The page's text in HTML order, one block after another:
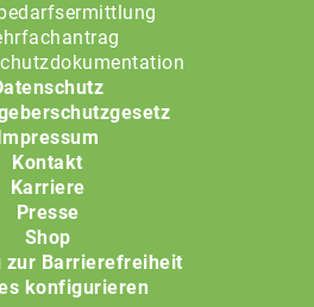
Impressum
Kontakt
Karriere
Presse
Shop
zur Barrierefreiheit
konfigurieren